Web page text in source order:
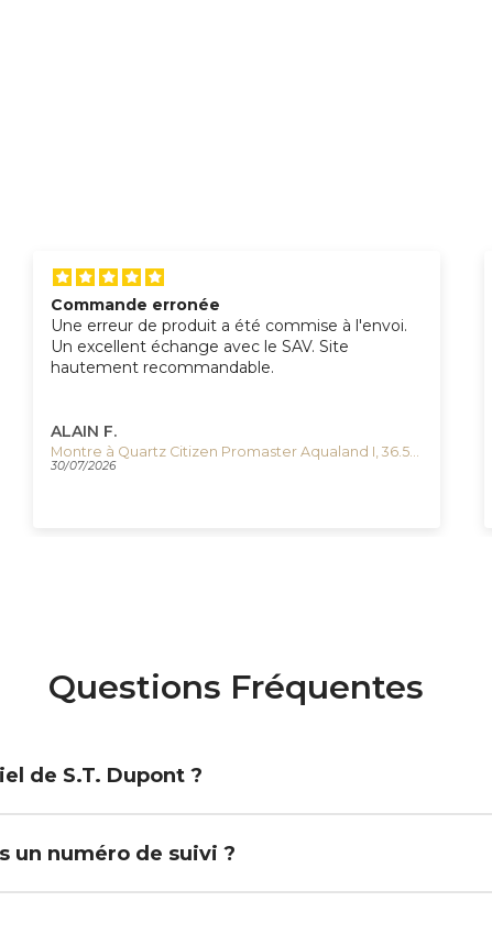
Commande erronée
Une erreur de produit a été commise à l'envoi.
Un excellent échange avec le SAV. Site
hautement recommandable.
ALAIN F.
30/07/2026
Questions Fréquentes
de S.T. Dupont ?
un numéro de suivi ?